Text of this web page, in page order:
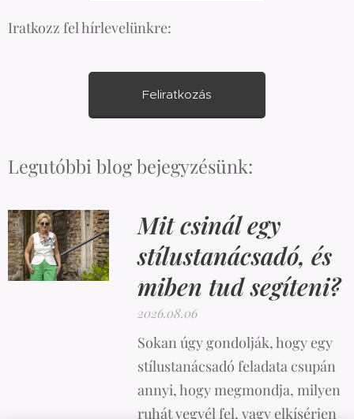
Iratkozz fel hírlevelünkre:
Feliratkozás
Legutóbbi blog bejegyzésünk:
Mit csinál egy
stílustanácsadó, és
miben tud segíteni?
2026.08.06
Sokan úgy gondolják, hogy egy
stílustanácsadó feladata csupán
annyi, hogy megmondja, milyen
ruhát vegyél fel, vagy elkísérjen